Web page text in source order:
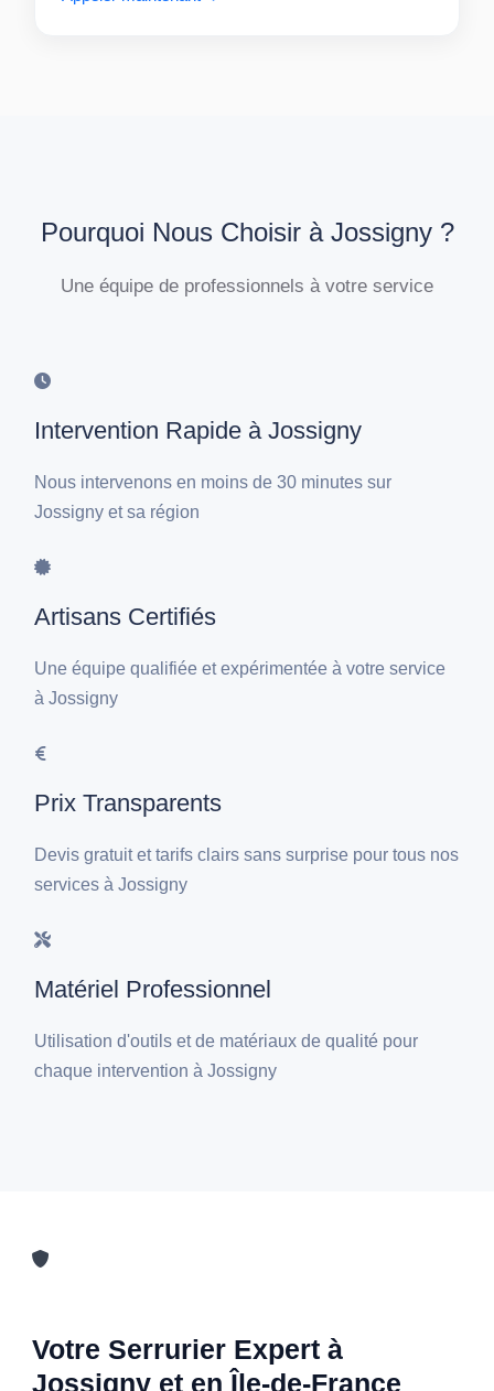
Pourquoi Nous Choisir à Jossigny ?
Une équipe de professionnels à votre service
Intervention Rapide à Jossigny
Nous intervenons en moins de 30 minutes sur
Jossigny et sa région
Artisans Certifiés
Une équipe qualifiée et expérimentée à votre service
à Jossigny
Prix Transparents
Devis gratuit et tarifs clairs sans surprise pour tous nos
services à Jossigny
Matériel Professionnel
Utilisation d'outils et de matériaux de qualité pour
chaque intervention à Jossigny
Votre Serrurier Expert à
Jossigny et en Île-de-France